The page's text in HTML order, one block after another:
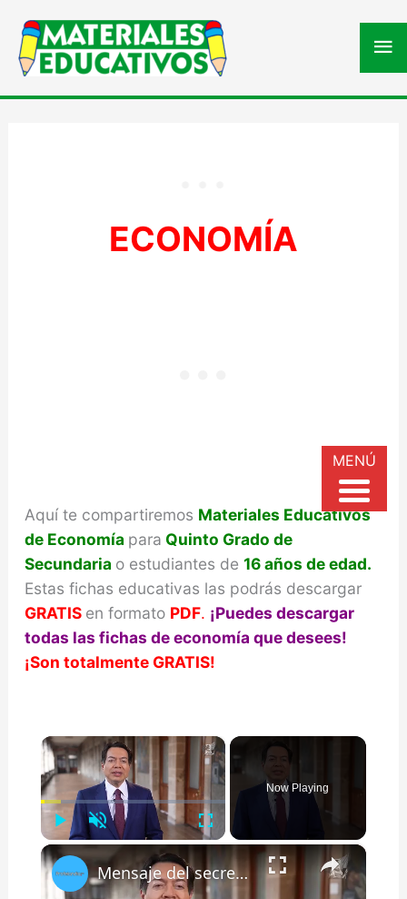
ECONOMÍA
Aquí te compartiremos Materiales Educativos
de Economía para Quinto Grado de
Secundaria o estudiantes de 16 años de edad.
Estas fichas educativas las podrás descargar
GRATIS en formato PDF. ¡Puedes descargar
todas las fichas de economía que desees!
¡Son totalmente GRATIS!
×
Play Unmute Fullscreen
Now Playing
×
Mensaje del secretario de Educación Pública para el Consejo Técnico Escolar (1)
MENÚ